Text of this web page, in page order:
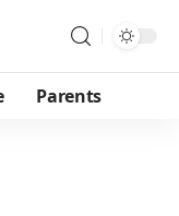
Parents